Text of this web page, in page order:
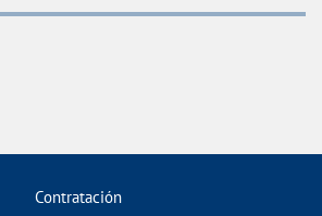
Contratación